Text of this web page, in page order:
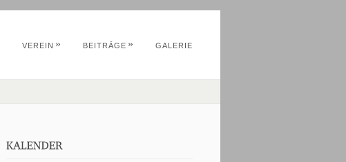
VEREIN » BEITRÄGE » GALERIE